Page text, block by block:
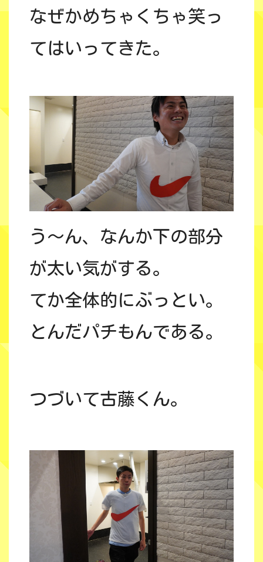
なぜかめちゃくちゃ笑っ
てはいってきた。
う〜ん、なんか下の部分
が太い気がする。
てか全体的にぶっとい。
とんだパチもんである。
つづいて古藤くん。